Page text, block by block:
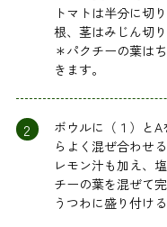
トマトは半分に切
根、茎はみじん切り
＊パクチーの葉は
きます。
2
ボウルに（１）と
らよく混ぜ合わせる
レモン汁も加え、
チーの葉を混ぜて完
うつわに盛り付ける